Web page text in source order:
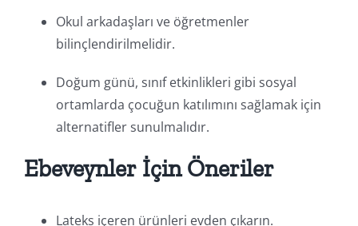
Okul arkadaşları ve öğretmenler
bilinçlendirilmelidir.
Doğum günü, sınıf etkinlikleri gibi sosyal
ortamlarda çocuğun katılımını sağlamak için
alternatifler sunulmalıdır.
Ebeveynler İçin Öneriler
Lateks içeren ürünleri evden çıkarın.